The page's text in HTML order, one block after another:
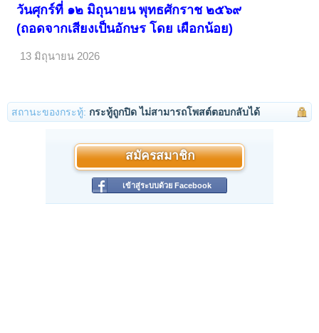
วันศุกร์ที่ ๑๒ มิถุนายน พุทธศักราช ๒๕๖๙
(ถอดจากเสียงเป็นอักษร โดย เผือกน้อย)
13 มิถุนายน 2026
สถานะของกระทู้: กระทู้ถูกปิด ไม่สามารถโพสต์ตอบกลับได้
สมัครสมาชิก
เข้าสู่ระบบด้วย Facebook